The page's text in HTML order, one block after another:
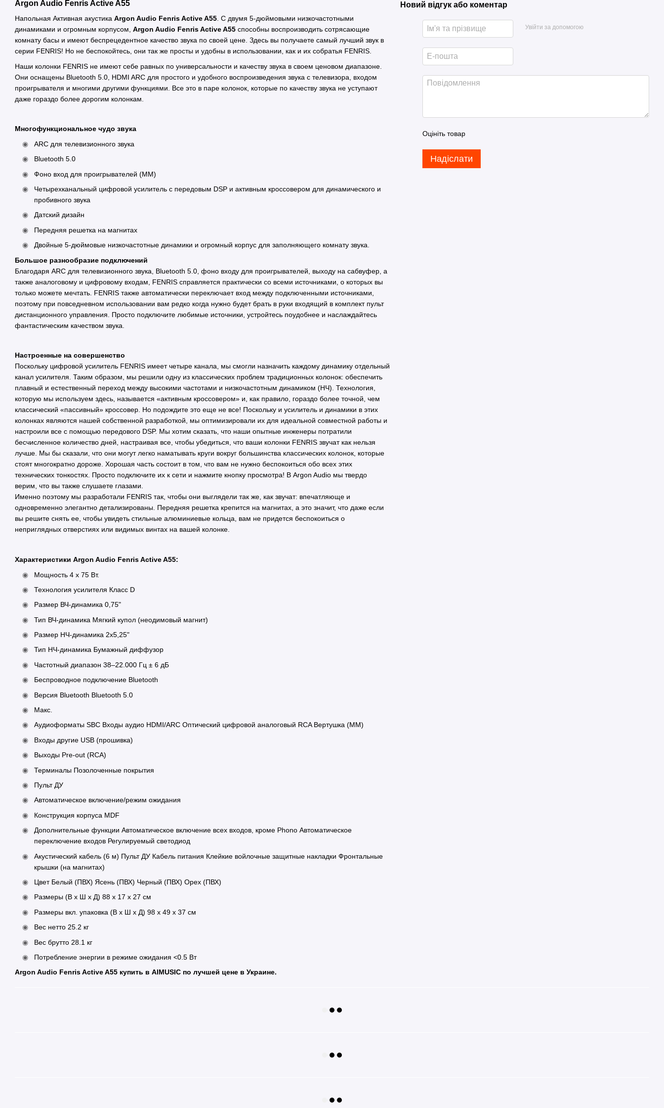
Argon Audio Fenris Active A55
Напольная Активная акустика Argon Audio Fenris Active A55. С двумя 5-дюймовыми низкочастотными
динамиками и огромным корпусом, Argon Audio Fenris Active A55 способны воспроизводить сотрясающие
комнату басы и имеют беспрецедентное качество звука по своей цене. Здесь вы получаете самый лучший звук в
серии FENRIS! Но не беспокойтесь, они так же просты и удобны в использовании, как и их собратья FENRIS.
Наши колонки FENRIS не имеют себе равных по универсальности и качеству звука в своем ценовом диапазоне.
Они оснащены Bluetooth 5.0, HDMI ARC для простого и удобного воспроизведения звука с телевизора, входом
проигрывателя и многими другими функциями. Все это в паре колонок, которые по качеству звука не уступают
даже гораздо более дорогим колонкам.
Многофункциональное чудо звука
ARC для телевизионного звука
Bluetooth 5.0
Фоно вход для проигрывателей (MM)
Четырехканальный цифровой усилитель с передовым DSP и активным кроссовером для динамического и
пробивного звука
Датский дизайн
Передняя решетка на магнитах
Двойные 5-дюймовые низкочастотные динамики и огромный корпус для заполняющего комнату звука.
Большое разнообразие подключений
Благодаря ARC для телевизионного звука, Bluetooth 5.0, фоно входу для проигрывателей, выходу на сабвуфер, а
также аналоговому и цифровому входам, FENRIS справляется практически со всеми источниками, о которых вы
только можете мечтать. FENRIS также автоматически переключает вход между подключенными источниками,
поэтому при повседневном использовании вам редко когда нужно будет брать в руки входящий в комплект пульт
дистанционного управления. Просто подключите любимые источники, устройтесь поудобнее и наслаждайтесь
фантастическим качеством звука.
Настроенные на совершенство
Поскольку цифровой усилитель FENRIS имеет четыре канала, мы смогли назначить каждому динамику отдельный
канал усилителя. Таким образом, мы решили одну из классических проблем традиционных колонок: обеспечить
плавный и естественный переход между высокими частотами и низкочастотным динамиком (НЧ). Технология,
которую мы используем здесь, называется «активным кроссовером» и, как правило, гораздо более точной, чем
классический «пассивный» кроссовер. Но подождите это еще не все! Поскольку и усилитель и динамики в этих
колонках являются нашей собственной разработкой, мы оптимизировали их для идеальной совместной работы и
настроили все с помощью передового DSP. Мы хотим сказать, что наши опытные инженеры потратили
бесчисленное количество дней, настраивая все, чтобы убедиться, что ваши колонки FENRIS звучат как нельзя
лучше. Мы бы сказали, что они могут легко наматывать круги вокруг большинства классических колонок, которые
стоят многократно дороже. Хорошая часть состоит в том, что вам не нужно беспокоиться обо всех этих
технических тонкостях. Просто подключите их к сети и нажмите кнопку просмотра! В Argon Audio мы твердо
верим, что вы также слушаете глазами.
Именно поэтому мы разработали FENRIS так, чтобы они выглядели так же, как звучат: впечатляюще и
одновременно элегантно детализированы. Передняя решетка крепится на магнитах, а это значит, что даже если
вы решите снять ее, чтобы увидеть стильные алюминиевые кольца, вам не придется беспокоиться о
неприглядных отверстиях или видимых винтах на вашей колонке.
Характеристики Argon Audio Fenris Active A55:
Мощность 4 x 75 Вт.
Технология усилителя Класс D
Размер ВЧ-динамика 0,75"
Тип ВЧ-динамика Мягкий купол (неодимовый магнит)
Размер НЧ-динамика 2х5,25"
Тип НЧ-динамика Бумажный диффузор
Частотный диапазон 38–22.000 Гц ± 6 дБ
Беспроводное подключение Bluetooth
Версия Bluetooth Bluetooth 5.0
Макс.
Аудиоформаты SBC Входы аудио HDMI/ARC Оптический цифровой аналоговый RCA Вертушка (MM)
Входы другие USB (прошивка)
Выходы Pre-out (RCA)
Терминалы Позолоченные покрытия
Пульт ДУ
Автоматическое включение/режим ожидания
Конструкция корпуса MDF
Дополнительные функции Автоматическое включение всех входов, кроме Phono Автоматическое
переключение входов Регулируемый светодиод
Акустический кабель (6 м) Пульт ДУ Кабель питания Клейкие войлочные защитные накладки Фронтальные
крышки (на магнитах)
Цвет Белый (ПВХ) Ясень (ПВХ) Черный (ПВХ) Орех (ПВХ)
Размеры (В х Ш х Д) 88 х 17 х 27 см
Размеры вкл. упаковка (В х Ш х Д) 98 х 49 х 37 см
Вес нетто 25.2 кг
Вес брутто 28.1 кг
Потребление энергии в режиме ожидания <0.5 Вт
Argon Audio Fenris Active A55 купить в AIMUSIC по лучшей цене в Украине.
Новий відгук або коментар
Увійти за допомогою
Оцініть товар
Надіслати